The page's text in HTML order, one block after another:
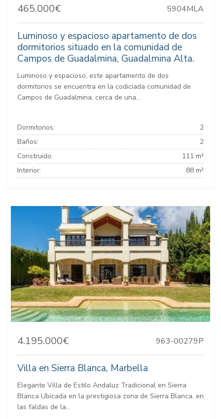
465.000€ 5904MLA
Luminoso y espacioso apartamento de dos
dormitorios situado en la comunidad de
Campos de Guadalmina, Guadalmina Alta.
Luminoso y espacioso, este apartamento de dos
dormitorios se encuentra en la codiciada comunidad de
Campos de Guadalmina, cerca de una...
Dormitorios:
2
Baños:
2
Construido:
111 m²
Interior:
88 m²
4.195.000€ 963-00279P
Villa en Sierra Blanca, Marbella
Elegante Villa de Estilo Andaluz Tradicional en Sierra
Blanca Ubicada en la prestigiosa zona de Sierra Blanca, en
las faldas de la...